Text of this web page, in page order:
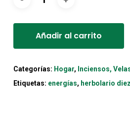
Añadir al carrito
Categorías: Hogar, Inciensos,
Etiquetas: energías, herbolario diez